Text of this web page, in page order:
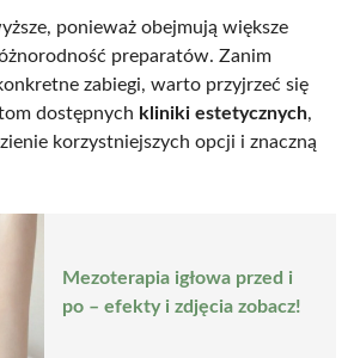
ponieważ obejmują większe
preparatów. Zanim
zabiegi, warto przyjrzeć się
dostępnych kliniki estetycznych,
korzystniejszych opcji i znaczną
Mezoterapia igłowa przed i
po – efekty i zdjęcia zobacz!